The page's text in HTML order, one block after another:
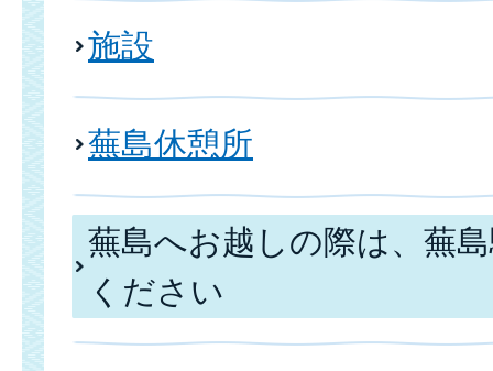
施設
蕪島休憩所
蕪島へお越しの際は、蕪
ください